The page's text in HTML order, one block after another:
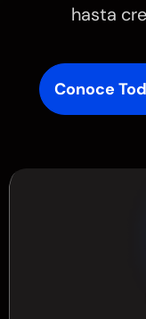
hasta
Conoce